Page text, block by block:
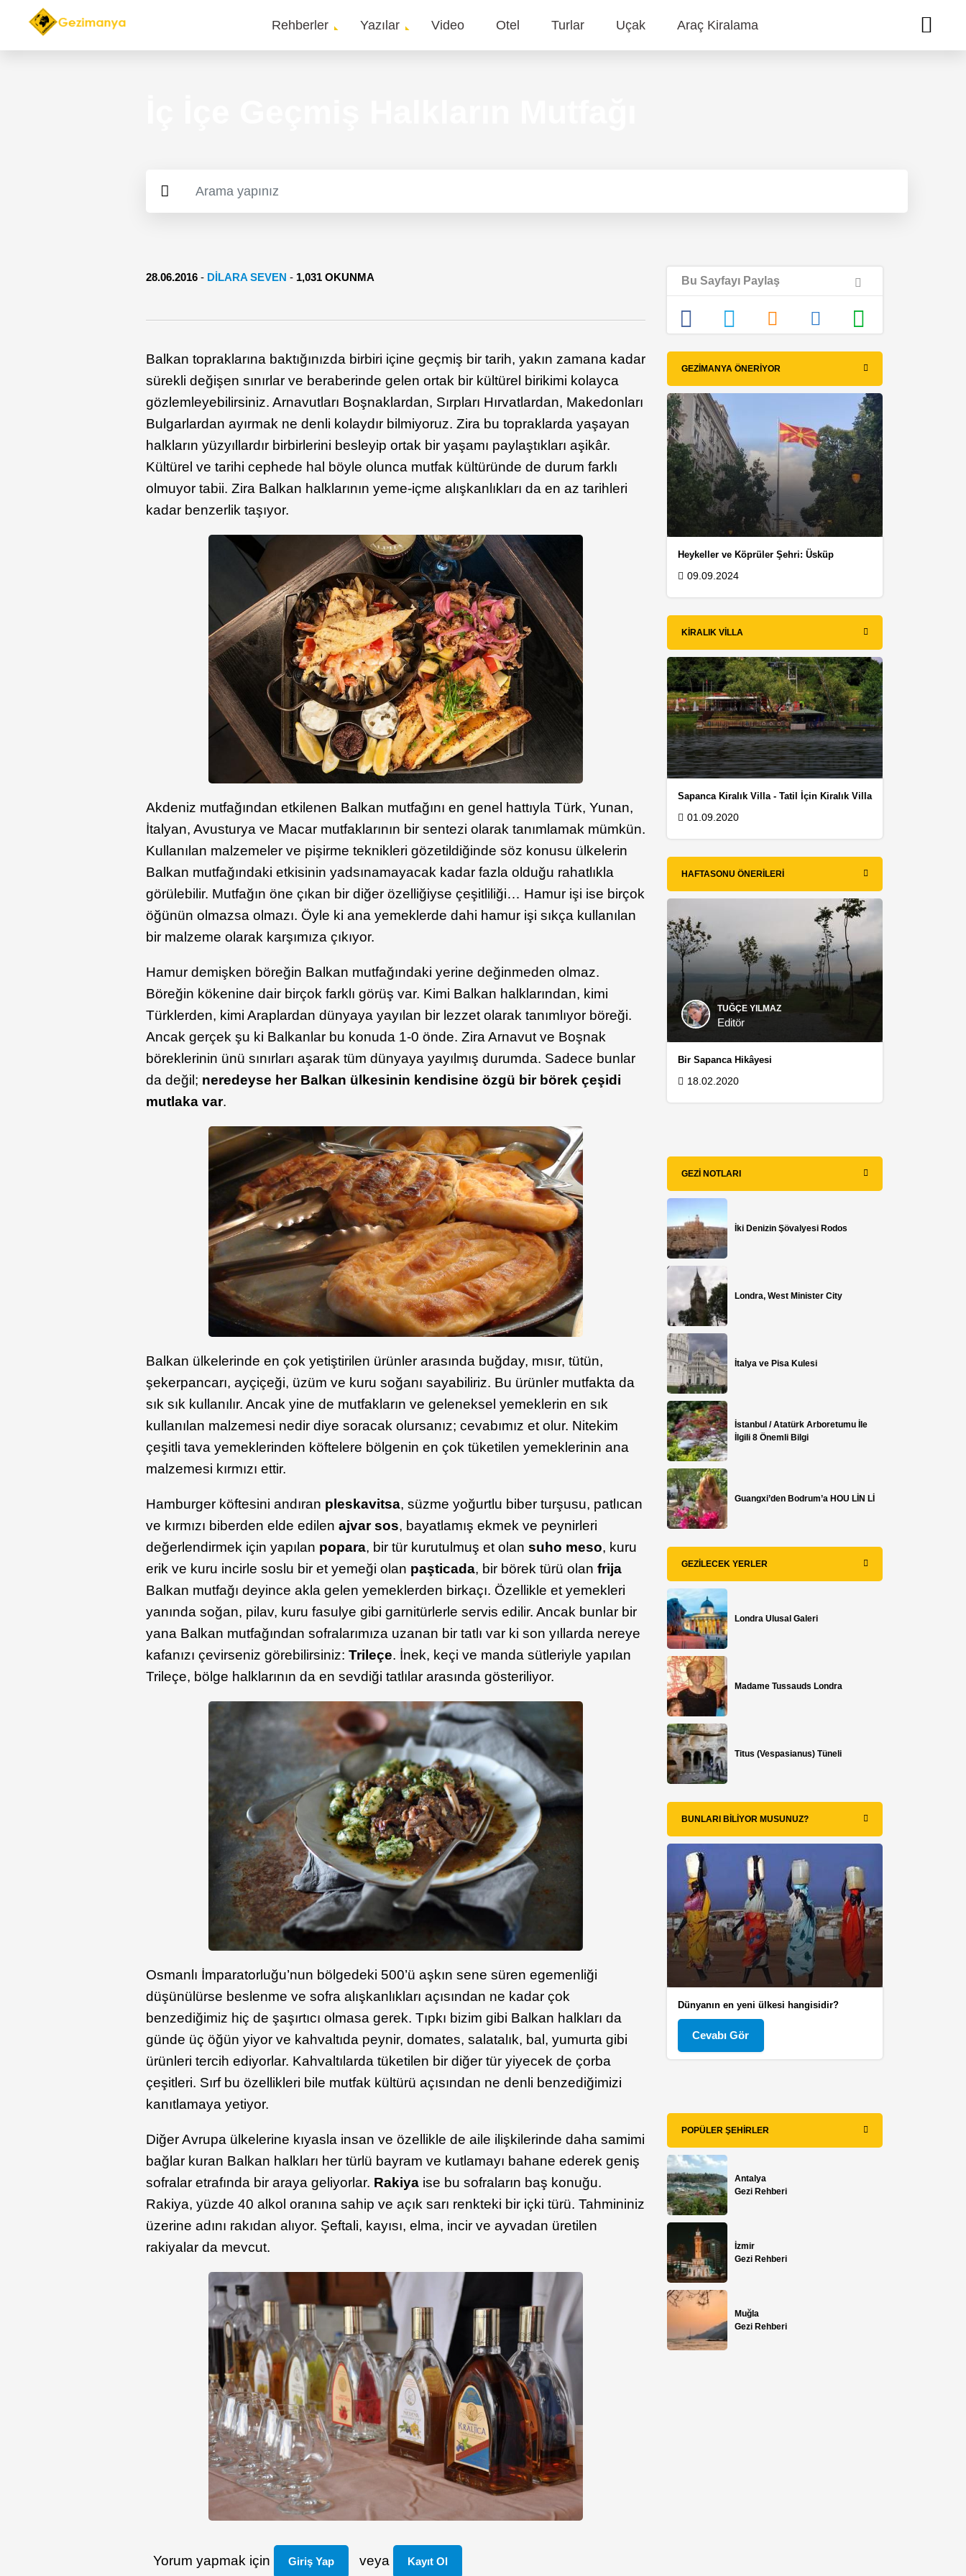
Main
Rehberler Yazılar Video Otel Turlar Uçak Araç Kiralama
28.06.2016 - DILARA SEVEN - 1,031 OKUNMA
Balkan topraklarına baktığınızda birbiri içine geçmiş bir tarih, yakın zamana kadar
sürekli değişen sınırlar ve beraberinde gelen ortak bir kültürel birikimi kolayca
gözlemleyebilirsiniz. Arnavutları Boşnaklardan, Sırpları Hırvatlardan, Makedonları
Bulgarlardan ayırmak ne denli kolaydır bilmiyoruz. Zira bu topraklarda yaşayan
halkların yüzyıllardır birbirlerini besleyip ortak bir yaşamı paylaştıkları aşikâr.
Kültürel ve tarihi cephede hal böyle olunca mutfak kültüründe de durum farklı
olmuyor tabii. Zira Balkan halklarının yeme-içme alışkanlıkları da en az tarihleri
kadar benzerlik taşıyor.
Akdeniz mutfağından etkilenen Balkan mutfağını en genel hattıyla Türk, Yunan,
İtalyan, Avusturya ve Macar mutfaklarının bir sentezi olarak tanımlamak mümkün.
Kullanılan malzemeler ve pişirme teknikleri gözetildiğinde söz konusu ülkelerin
Balkan mutfağındaki etkisinin yadsınamayacak kadar fazla olduğu rahatlıkla
görülebilir. Mutfağın öne çıkan bir diğer özelliğiyse çeşitliliği… Hamur işi ise birçok
öğünün olmazsa olmazı. Öyle ki ana yemeklerde dahi hamur işi sıkça kullanılan
bir malzeme olarak karşımıza çıkıyor.
Hamur demişken böreğin Balkan mutfağındaki yerine değinmeden olmaz.
Böreğin kökenine dair birçok farklı görüş var. Kimi Balkan halklarından, kimi
Türklerden, kimi Araplardan dünyaya yayılan bir lezzet olarak tanımlıyor böreği.
Ancak gerçek şu ki Balkanlar bu konuda 1-0 önde. Zira Arnavut ve Boşnak
böreklerinin ünü sınırları aşarak tüm dünyaya yayılmış durumda. Sadece bunlar
da değil; neredeyse her Balkan ülkesinin kendisine özgü bir börek çeşidi
mutlaka var.
Balkan ülkelerinde en çok yetiştirilen ürünler arasında buğday, mısır, tütün,
şekerpancarı, ayçiçeği, üzüm ve kuru soğanı sayabiliriz. Bu ürünler mutfakta da
sık sık kullanılır. Ancak yine de mutfakların ve geleneksel yemeklerin en sık
kullanılan malzemesi nedir diye soracak olursanız; cevabımız et olur. Nitekim
çeşitli tava yemeklerinden köftelere bölgenin en çok tüketilen yemeklerinin ana
malzemesi kırmızı ettir.
Hamburger köftesini andıran pleskavitsa, süzme yoğurtlu biber turşusu, patlıcan
ve kırmızı biberden elde edilenajvar sos, bayatlamış ekmek ve peynirleri
değerlendirmek için yapılan popara, bir tür kurutulmuş et olansuho meso, kuru
erik ve kuru incirle soslu bir et yemeği olan paşticada, bir börek türü olanfrija
Balkan mutfağı deyince akla gelen yemeklerden birkaçı. Özellikle et yemekleri
yanında soğan, pilav, kuru fasulye gibi garnitürlerle servis edilir. Ancak bunlar bir
yana Balkan mutfağından sofralarımıza uzanan bir tatlı var ki son yıllarda nereye
kafanızı çevirseniz görebilirsiniz:Trileçe. İnek, keçi ve manda sütleriyle yapılan
Trileçe, bölge halklarının da en sevdiği tatlılar arasında gösteriliyor.
Osmanlı İmparatorluğu’nun bölgedeki 500’ü aşkın sene süren egemenliği
düşünülürse beslenme ve sofra alışkanlıkları açısından ne kadar çok
benzediğimiz hiç de şaşırtıcı olmasa gerek. Tıpkı bizim gibi Balkan halkları da
günde üç öğün yiyor ve kahvaltıda peynir, domates, salatalık, bal, yumurta gibi
ürünleri tercih ediyorlar. Kahvaltılarda tüketilen bir diğer tür yiyecek de çorba
çeşitleri. Sırf bu özellikleri bile mutfak kültürü açısından ne denli benzediğimizi
kanıtlamaya yetiyor.
Diğer Avrupa ülkelerine kıyasla insan ve özellikle de aile ilişkilerinde daha samimi
bağlar kuran Balkan halkları her türlü bayram ve kutlamayı bahane ederek geniş
sofralar etrafında bir araya geliyorlar. Rakiya ise bu sofraların baş konuğu.
Rakiya, yüzde 40 alkol oranına sahip ve açık sarı renkteki bir içki türü. Tahmininiz
üzerine adını rakıdan alıyor. Şeftali, kayısı, elma, incir ve ayvadan üretilen
rakiyalar da mevcut.
Yorum yapmak için Giriş Yap veya Kayıt Ol
Bu Sayfayı Paylaş
GEZIMANYA ÖNERIYOR
Heykeller ve Köprüler Şehri: Üsküp
09.09.2024
KIRALIK VILLA
Sapanca Kiralık Villa - Tatil İçin Kiralık Villa
01.09.2020
HAFTASONU ÖNERILERI
TUĞÇE YILMAZ
Editör
Bir Sapanca Hikâyesi
18.02.2020
GEZI NOTLARI
İki Denizin Şövalyesi Rodos
Londra, West Minister City
İtalya ve Pisa Kulesi
İstanbul / Atatürk Arboretumu İle
İlgili 8 Önemli Bilgi
Guangxi’den Bodrum’a HOU LİN Lİ
GEZILECEK YERLER
Londra Ulusal Galeri
Madame Tussauds Londra
Titus (Vespasianus) Tüneli
BUNLARI BILIYOR MUSUNUZ?
Dünyanın en yeni ülkesi hangisidir?
Cevabı Gör
POPÜLER ŞEHIRLER
Antalya
Gezi Rehberi
İzmir
Gezi Rehberi
Muğla
Gezi Rehberi